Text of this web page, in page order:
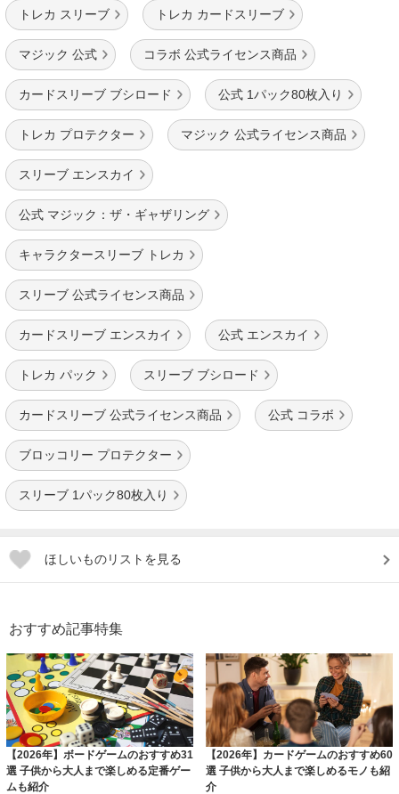
トレカ スリーブ トレカ カードスリーブ
マジック 公式 コラボ 公式ライセンス商品
カードスリーブ ブシロード 公式 1パック80枚入り
トレカ プロテクター マジック 公式ライセンス商品
スリーブ エンスカイ
公式 マジック：ザ・ギャザリング
キャラクタースリーブ トレカ
スリーブ 公式ライセンス商品
カードスリーブ エンスカイ 公式 エンスカイ
トレカ パック スリーブ ブシロード
カードスリーブ 公式ライセンス商品 公式 コラボ
ブロッコリー プロテクター
スリーブ 1パック80枚入り
ほしいものリストを見る
おすすめ記事特集
【2026年】ボードゲームのおすすめ31
選 子供から大人まで楽しめる定番ゲー
ムも紹介
【2026年】カードゲームのおすすめ60
選 子供から大人まで楽しめるモノも紹
介